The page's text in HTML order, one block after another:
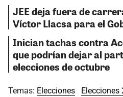
JEE deja fuera de
Víctor Llacsa para el
Inician tachas contra
que podrían dejar al
elecciones de octubre
Temas: Elecciones Elecciones